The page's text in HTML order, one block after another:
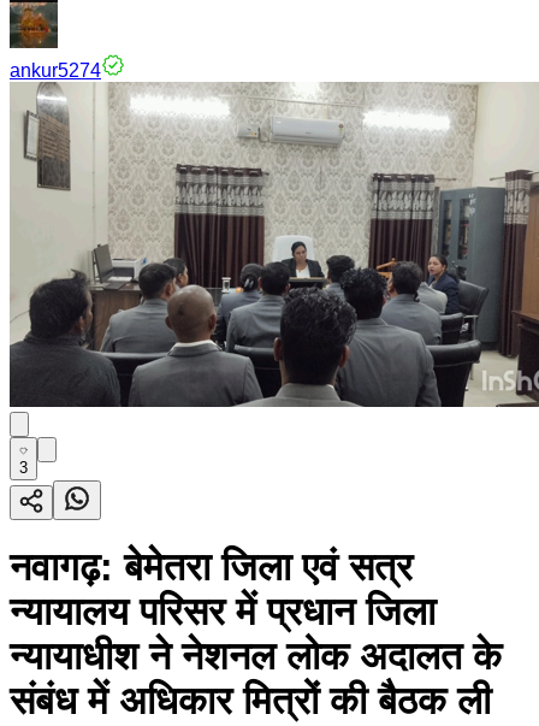
ankur5274
3
नवागढ़: बेमेतरा जिला एवं सत्र
न्यायालय परिसर में प्रधान जिला
न्यायाधीश ने नेशनल लोक अदालत के
संबंध में अधिकार मित्रों की बैठक ली